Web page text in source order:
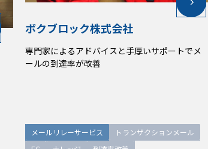
ボクブロック株式会社
専門家によるアドバイスと手厚いサポートでメ
ールの到達率が改善
メールリレーサービス
トランザクションメール
ボクブロック株式会社
専門家によるアドバイスと手厚いサポートでメ
ールの到達率が改善
メールリレーサービス
トランザクションメール